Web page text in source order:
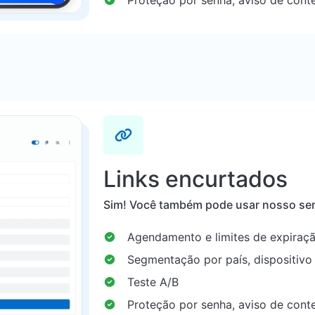
Links encurtados
Sim! Você também pode usar nosso
Agendamento e limites de
Segmentação por país,
Teste A/B
Proteção por senha, aviso de